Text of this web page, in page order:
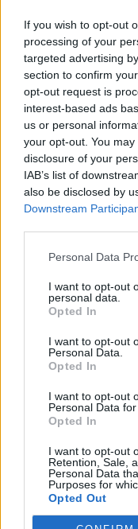
If you wish to opt-out
processing of your
targeted advertising
section to confirm
opt-out request is
interest-based ads
us or personal
your opt-out. You
disclosure of your
IAB’s list of
also be disclosed by
Downstream
Personal Data
I want to opt-out
personal data.
Opted In
I want to opt-out
Personal Data.
Opted In
I want to opt-out
Personal Data
Opted In
I want to opt-out
Retention, Sale,
Personal Data
Purposes for
Opted Out